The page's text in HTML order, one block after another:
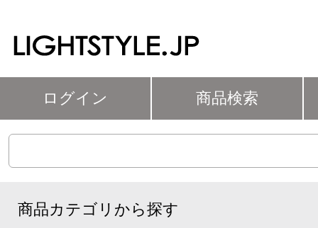
ログイン 商品検索
商品カテゴリから探す